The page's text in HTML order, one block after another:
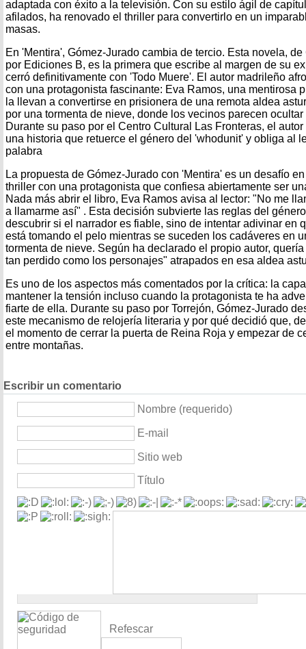
adaptada con éxito a la televisión. Con su estilo ágil de
afilados, ha renovado el thriller para convertirlo en un
masas.
En 'Mentira', Gómez-Jurado cambia de tercio. Esta novela,
por Ediciones B, es la primera que escribe al margen de su
cerró definitivamente con 'Todo Muere'. El autor madrileño
con una protagonista fascinante: Eva Ramos, una mentirosa
la llevan a convertirse en prisionera de una remota aldea
por una tormenta de nieve, donde los vecinos parecen
Durante su paso por el Centro Cultural Las Fronteras, el
una historia que retuerce el género del 'whodunit' y obliga al
palabra
La propuesta de Gómez-Jurado con 'Mentira' es un desafío
thriller con una protagonista que confiesa abiertamente ser
Nada más abrir el libro, Eva Ramos avisa al lector: "No me
a llamarme así" . Esta decisión subvierte las reglas del
descubrir si el narrador es fiable, sino de intentar adivinar en
está tomando el pelo mientras se suceden los cadáveres en
tormenta de nieve. Según ha declarado el propio autor,
tan perdido como los personajes" atrapados en esa aldea
Es uno de los aspectos más comentados por la crítica: la
mantener la tensión incluso cuando la protagonista te ha
fiarte de ella. Durante su paso por Torrejón, Gómez-Jurado
este mecanismo de relojería literaria y por qué decidió que,
el momento de cerrar la puerta de Reina Roja y empezar de
entre montañas.
Escribir un comentario
Nombre (requerido)
E-mail
Sitio web
Título
Refescar